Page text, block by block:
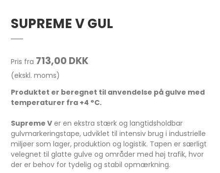
SUPREME V GUL
Pris fra 713,00 DKK
(ekskl. moms)
Produktet er beregnet til anvendelse på gulve med
temperaturer fra +4 °C.
Supreme V er en ekstra stærk og langtidsholdbar
gulvmarkeringstape, udviklet til intensiv brug i industrielle
miljøer som lager, produktion og logistik. Tapen er særligt
velegnet til glatte gulve og områder med høj trafik, hvor
der er behov for tydelig og stabil opmærkning.